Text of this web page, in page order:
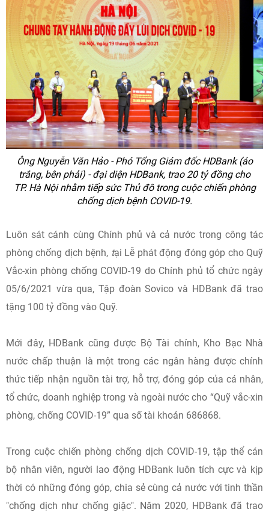
Ông Nguyễn Văn Hảo - Phó Tổng Giám đốc HDBank (áo
trắng, bên phải) - đại diện HDBank, trao 20 tỷ đồng cho
TP. Hà Nội nhằm tiếp sức Thủ đô trong cuộc chiến phòng
chống dịch bệnh COVID-19.
Luôn sát cánh cùng Chính phủ và cả nước trong công tác
phòng chống dịch bệnh, tại Lễ phát động đóng góp cho Quỹ
Vắc-xin phòng chống COVID-19 do Chính phủ tổ chức ngày
05/6/2021 vừa qua, Tập đoàn Sovico và HDBank đã trao
tặng 100 tỷ đồng vào Quỹ.
Mới đây, HDBank cũng được Bộ Tài chính, Kho Bạc Nhà
nước chấp thuận là một trong các ngân hàng được chính
thức tiếp nhận nguồn tài trợ, hỗ trợ, đóng góp của cá nhân,
tổ chức, doanh nghiệp trong và ngoài nước cho “Quỹ vắc-xin
phòng, chống COVID-19” qua số tài khoản 686868.
Trong cuộc chiến phòng chống dịch COVID-19, tập thể cán
bộ nhân viên, người lao động HDBank luôn tích cực và kịp
thời có những đóng góp, chia sẻ cùng cả nước với tinh thần
"chống dịch như chống giặc". Năm 2020, HDBank đã trao